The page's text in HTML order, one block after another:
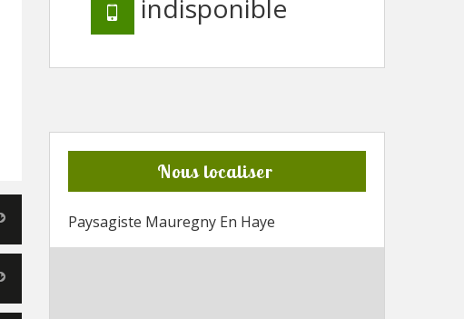
indisponible
Nous localiser
Paysagiste Mauregny En Haye